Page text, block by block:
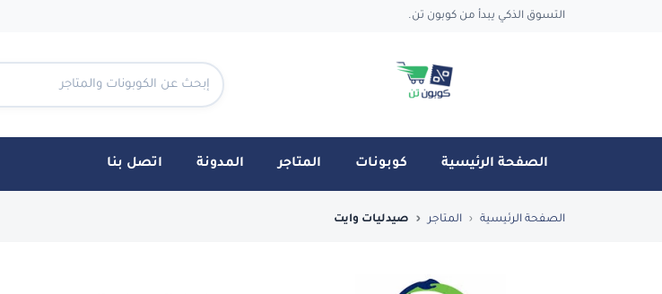
التسوق الذكي يبدأ من كوبون تن.
الصفحة الرئيسية كوبونات المتاجر المدونة اتصل بنا
افضل العروض والكوبونات في صيدليات وايت - CouponTen
الصفحة الرئيسية المتاجر صيدليات وايت